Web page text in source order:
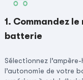
1. Commandez
batterie
Sélectionnez
l’autonomie de votre